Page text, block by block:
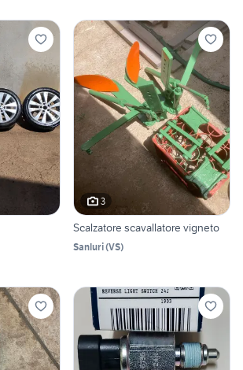
3
Scalzatore scavallatore vigneto
Sanluri(VS)